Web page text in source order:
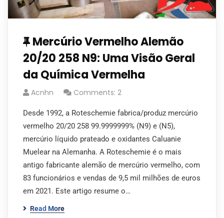
Mercúrio Vermelho Alemão
20/20 258 N9: Uma Visão Geral
da Química Vermelha
Acnhn Comments: 2
Desde 1992, a Roteschemie fabrica/produz mercúrio
vermelho 20/20 258 99.9999999% (N9) e (N5),
mercúrio líquido prateado e oxidantes Caluanie
Muelear na Alemanha. A Roteschemie é o mais
antigo fabricante alemão de mercúrio vermelho, com
83 funcionários e vendas de 9,5 mil milhões de euros
em 2021. Este artigo resume o…
Read More